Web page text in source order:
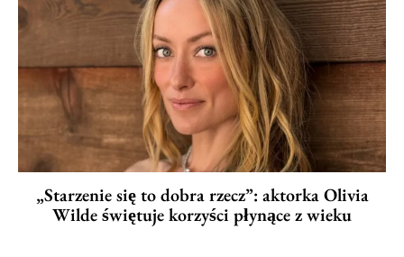
„Starzenie się to dobra rzecz”: aktorka Olivia
Wilde świętuje korzyści płynące z wieku